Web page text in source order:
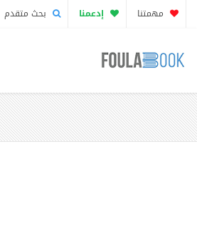
مهمتنا إدعمنا بحث متقدم